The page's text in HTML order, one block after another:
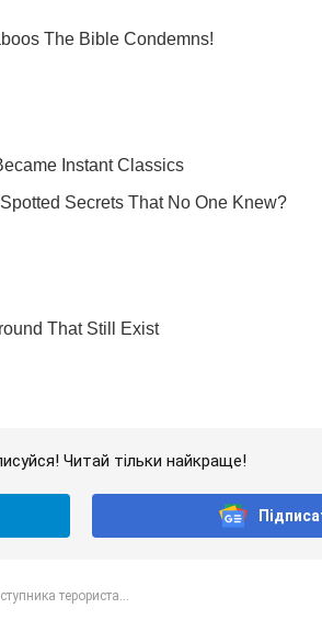
Читай тільки найкраще!
терориста...